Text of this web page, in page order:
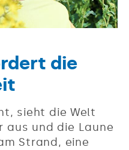
die
sieht die Welt
aus und die Laune
Strand, eine